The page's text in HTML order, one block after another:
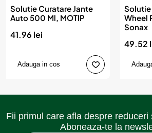
Solutie Curatare Jante
Auto 500 Ml, MOTIP
41.96 lei
Adauga in cos
Solutie
Wheel
Sonax
49.52
Fii primul care afla despre reduceri
Aboneaza-te la